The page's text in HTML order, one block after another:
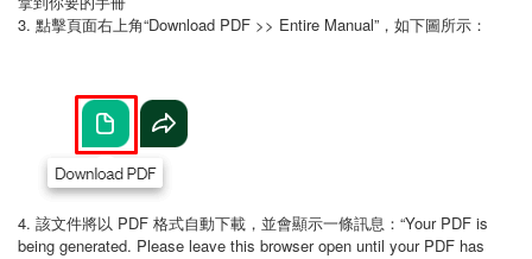
3. 點擊頁面右上角“Download PDF >> Entire Manual”，如下圖所示：
4. 該文件將以 PDF 格式自動下載，並會顯示一條訊息：“Your PDF is
being generated. Please leave this browser open until your PDF has